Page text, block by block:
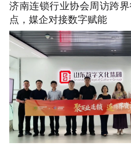
济南连锁行业协会周访跨
点，媒企对接数字赋能